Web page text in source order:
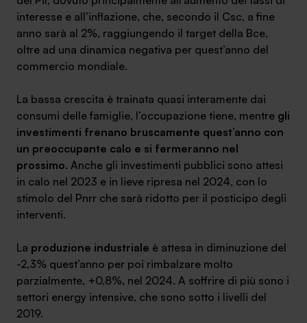
SA Finance Mediazione Creditizia Srl, società di mediazione creditizia iscritta
all'Oam n.M336
interesse e all’inflazione, che, secondo il Csc, a fine
anno sarà al 2%, raggiungendo il target della Bce,
oltre ad una dinamica negativa per quest’anno del
commercio mondiale.
La bassa crescita è trainata quasi interamente dai
consumi delle famiglie, l’occupazione tiene, mentre gli
investimenti frenano bruscamente quest’anno con
un preoccupante calo e si fermeranno nel
prossimo. Anche gli investimenti pubblici sono attesi
in calo nel 2023 e in lieve ripresa nel 2024, con lo
stimolo del Pnrr che sarà ridotto per il posticipo degli
interventi.
La produzione industriale è attesa in diminuzione del
-2,3% quest’anno per poi rimbalzare molto
parzialmente, +0,8%, nel 2024. A soffrire di più sono i
settori energy intensive, che sono sotto i livelli del
2019.